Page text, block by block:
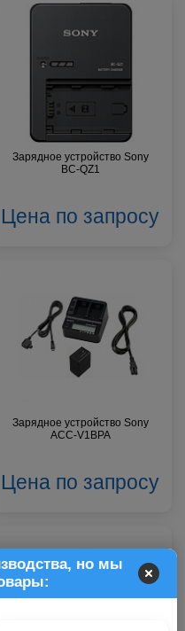
но мы
Зарядное устройство Sony
BC-QZ1
Цена по запросу
Зарядное устройство Sony
ACC-V1BPA
Цена по запросу